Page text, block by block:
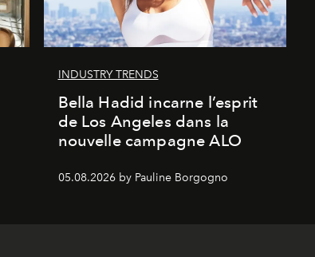
INDUSTRY TRENDS
Bella Hadid incarne l’esprit
de Los Angeles dans la
nouvelle campagne ALO
05.08.2026 by Pauline Borgogno